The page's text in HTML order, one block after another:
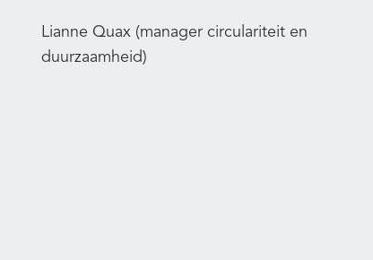
Lianne Quax (manager circulariteit en
duurzaamheid)